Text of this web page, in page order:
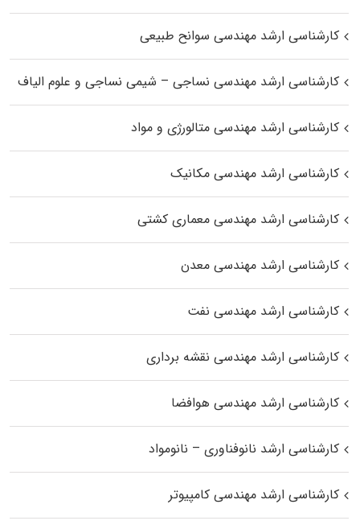
کارشناسی ارشد مهندسی سوانح طبیعی
کارشناسی ارشد مهندسی نساجی – شیمی نساجی و علوم الیاف
کارشناسی ارشد مهندسی متالورژی و مواد
کارشناسی ارشد مهندسی مکانیک
کارشناسی ارشد مهندسی معماری کشتی
کارشناسی ارشد مهندسی معدن
کارشناسی ارشد مهندسی نفت
کارشناسی ارشد مهندسی نقشه برداری
کارشناسی ارشد مهندسی هوافضا
کارشناسی ارشد نانوفناوری – نانومواد
کارشناسی ارشد مهندسی کامپیوتر